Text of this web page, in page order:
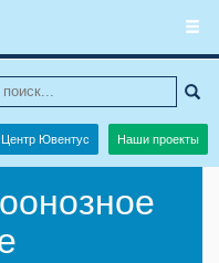
Центр Ювентус Наши проекты